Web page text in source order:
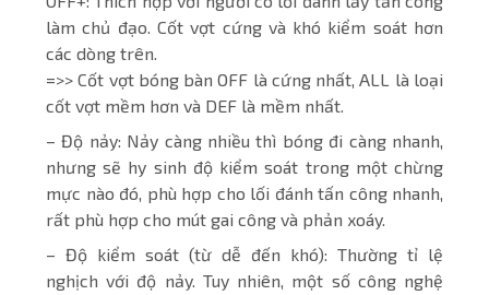
làm chủ đạo. Cốt vợt cứng và khó kiểm soát hơn
các dòng trên.
=>> Cốt vợt bóng bàn OFF là cứng nhất, ALL là loại
cốt vợt mềm hơn và DEF là mềm nhất.
– Độ nảy: Nảy càng nhiều thì bóng đi càng nhanh,
nhưng sẽ hy sinh độ kiểm soát trong một chừng
mực nào đó, phù hợp cho lối đánh tấn công nhanh,
rất phù hợp cho mút gai công và phản xoáy.
– Độ kiểm soát (từ dễ đến khó): Thường tỉ lệ
nghịch với độ nảy. Tuy nhiên, một số công nghệ